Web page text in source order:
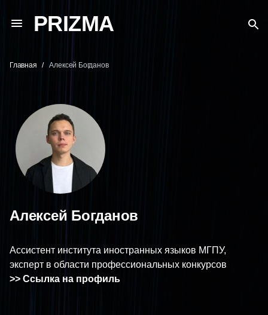
PRIZMA
Главная Алексей Богданов
Алексей Богданов
Ассистент института иностранных языков МГПУ,
эксперт в области профессиональных конкурсов
>> Ссылка на профиль